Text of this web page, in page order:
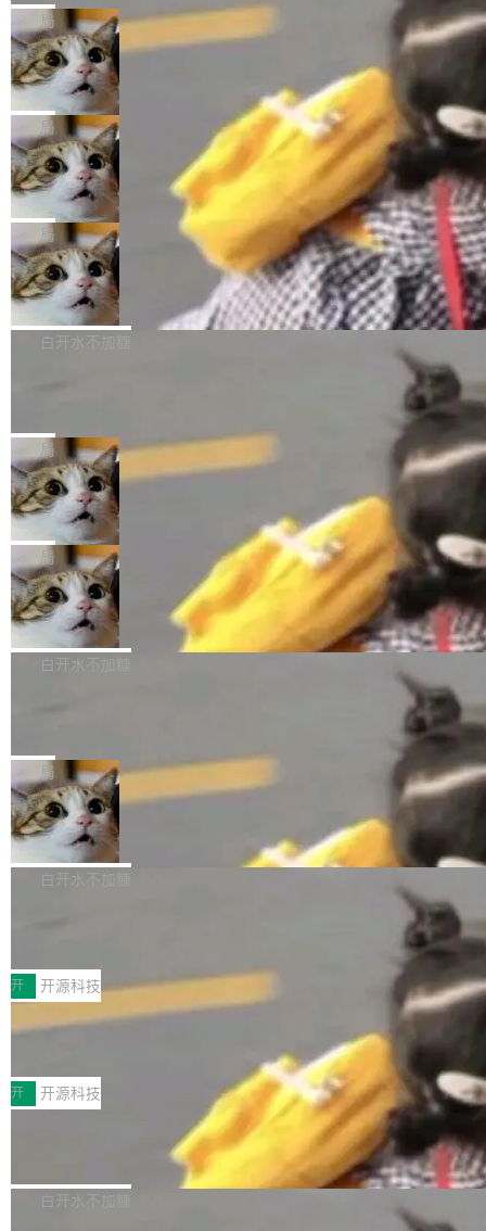
“启蒙老师”。 而今年，恰好是雷霄骅离世十周
年。FFmpeg 社区最终选择用一个大版本的名
字，留下了这份纪念。 雷霄骅曾是中国传媒大学
数字电视技术方向的博士生，长期从事视频、音
频技...
编写程序，目标是完成电商平台作者信息与商品
列表的数据匹配 —— 一项常规的数据处理任
务，最终却产生了 180 万美元的账单，实际支出
超出原定预算 860%。 更令人意外的是，该项目
最终并未成功落地，而高额算力消耗持续运行长
达 5 个月，公司直到财务对账时才察觉异常。这
意味着一个无人看管的 AI 程序，在近半年时间
里日夜不停地"烧钱"。 复盘显示，...
e CEO Clément Delangue 在 CNBC 的采访里
没有拐弯抹角。他说中国正在赢得 AI 竞赛，而
且按目前的速度，中国 AI 工具预计在今年底或
2027 年就能追上美国前沿实验室的水平。 Dela
ngue 把原因归结为一件事：开放协作。中国的
AI 开发者在一个共享和协作的生态里加速迭代，
而美国模型厂商在"闭门造车"。他的原话是 "buil
ding in silos"——各自为战，互不通气。 这个判
断从他嘴里说出来分量不同。Hugging Face 是
全球最大的开源 AI 平台，上面跑着上百万个模
型。谁在开源赛道上领先，...
局
当 AI agent 把源码变成了最好的扩展系
统，开发者工具必须开源
五年前，David Crawshaw 问过很多软件工程师
一个问题：你写过什么给自己用的程序？答案几
乎都是没有。工程师们整天用别人写的程序写程
序给别人用。偶尔有人自己写个博客系统、智能
家居控制、家庭实验室，都算稀奇事。 Crawsh
aw 是 Shelley 的作者，一个开源 AI coding age
nt。他最近在博客上写了一篇文章，核心论点很
简单：开发者工具必须开源。 理由不是传统的自
由软件情怀，而是一个跟 AI agent 直接相关的
技术判断。 两行 prompt 就能个性化任何软件 C
局
DeepSeek Harness 宣布内测邀请，全
网最大规模开源 Agent 路演现场诞生
一条内测招募帖，发出去的时候大概没人想到它
会变成一场开源 Agent 生态的路演。 8月1日，
DeepSeek Harness 团队负责人崔添翼（tiany
i）在 X 上发帖： 「如果你是 Agent Harness 相
关开源项目的开发者，希望参加 DeepSeek Har
ness 的内测，可以回复或私信联系我。请附上
Harness 负责把能力落到真实环境中——调用工
具、读写文件、管理上下文、处理错误、完成闭
环。崔添翼招人的标...
局
商汤 SenseNova U1.5-Lite-Preview
开源
商汤科技宣布面向社区开源轻量级统一多模态模
型的预览版本 SenseNova U1.5-Lite-Preview。
理解、推理、生成与编辑，还仅以 8B-MoT 的轻
量大小，将能力推进到4K、更精细的真实质感、
更复杂的视觉控制和可持续迭代编辑。 相比 U
1，U1.5-Lite-Preview 在以下方向上带来了显著
提升： 原生支持4K图像生成； 更精细的局部纹
理、细节与真实世界质感； 更准确的中英文文字
生成与复杂版式组织； 更稳定的图...
白开水不加糖
nap。这次是 hwctl——一个用来检查 Ubuntu
硬件认证状态的命令行工具。 Canonical 工程师
Alan Griffiths 在邮件列表中说得很直白：「hwc
tl 是一个 Ubuntu 专有的包，它和它的依赖项都
是 Ubuntu 专有的，不会用在其他发行版上。」
所以 deb 版本的受众实际上为零。既然只有 Ub
untu 用户在用，那用 snap 打包就没什么可纠结
的。 从 deb 到 snap 的迁移路径 hwctl 是 rust-
hwlib 硬件 API 库的一部分，命令行工具负责查
局
Dario Amodei 担心新人来 Anthropic
只为金钱，不为使命
顶级 AI 研究员在两家公司之间来回跳，中间只
隔了几天。 Lilian Weng 上周刚宣布因健康原因
离开 Thinking Machines Lab，说自己作为联合
创始人的角色「太累了」。几天后，The Inform
ation 就曝出她将重回 OpenAI，负责递归自我
改进方向的研究。她是 Thinking Machines 过
一在人才争夺战中失血的公司。六月，Google
连失两员大将：Noam Shazeer 去了 Op...
局
FFmpeg 9.0 发布
FFmpeg 9.0 现已发布，包含多项改进。官方更
新日志列出的 9.0 版本主要更新内容如下： 扩
er HE-AAC 960 解码 (DAB+) transpose_cuda
filter 添加 AMF Frame Rate Converter (vf_frc
_amf) filter SMPTE 2094-50 元数据支持和直
通 ProRes RAW VideoToolbox 硬件加速器 AP
V ...
白开水不加糖
Code 在 X 上发帖：「DeepSeek Flash did 8T
tokens on August 1st. 5T of free usage + 3T
on OpenCode Go.」79.8 万次浏览，连带着 #
DeepSeek一天消耗了8万亿# 上了微博热搜——
注意这是 OpenCode 一家的消耗。 OpenCode
不完。」5T 来自免费额度，3T 来自 Go...
局
NetBSD 11.0 正式发布
NetBSD 11.0 现已正式发布，这是 NetBSD 操
作系统的第十八个主要版本。 自 NetBSD 10.1
ve JH71XX 的设备，例如 VisionFive 2、PINE
64 STAR64，以及 QEMU。 增强了对 POSIX.1
-2024 和 C23 编程接口标准的兼容性。 compat
_linux(8) 增强了对 Linux 系统调用的支持，包
括 epoll（围绕 kqueue 实现）、POSIX 消息队
列、...
白开水不加糖
案
享会在上海举办。鸿蒙生态的全场景智慧营销平
台鲸鸿动能协同华为游戏中心，面向游戏行业开
发者及生态伙伴，系统呈现了平台在游戏领域的
完整能力版图——从IAP高价值用户的全周期经
营、到IAA游戏的“买变一体”正循环、再到联运与
广告协同的全链路经营闭环，以及面向全球市场
的出海增长布局。 华为终端云业务商业化销售负
责人在开场致辞中表示，游戏开发者的核心诉求
已不再是“多一个投放渠道”，而是一套能够持续
开 开源科技
技嘉X3D系列再添新成员 B850 AORU
面向AMD Ryzen X3D处理器玩家，技嘉X3D系
列主板阵容迎来新成员——B850 AORUS ELITE
X3D。作为面向主流高性能平台打造的全新主板
产品，B850 AORUS ELITE X3D延续技嘉在X3
D平台优化上的技术积累，旨在为游戏玩家带来
更稳定、更高效的装机选择。 B850 AORUS ELI
开 开源科技
Zadig v5.0 发布：AI 发布专员与 AI 审
我们团队这几天最大的卡点不是 AI 写得不够
好，是 AI 写得太好了。 好到审查排期从两天的
白开水不加糖